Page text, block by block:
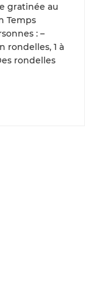
gratinée au
Temps
: –
rondelles, 1 à
rondelles